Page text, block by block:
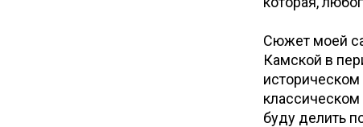
Сюжет моей
Камской в
буду делить